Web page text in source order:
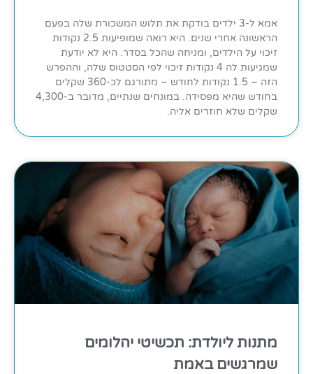
אמא ל-3 ילדים בודקת את תלוש המשכורת שלה בפעם
הראשונה אחרי שנים. היא רואה שמופיעות 2.5 נקודות
זיכוי על הילדים, ומניחה שהכל בסדר. היא לא יודעת
שמגיעות לה 4 נקודות זיכוי לפי הסטטוס שלה, וההפרש
הזה – 1.5 נקודות לחודש – מתורגם לכ-360 שקלים
בחודש שהיא מפסידה. במונחים שנתיים, מדובר ב-4,300
שקלים שלא חוזרים אליה.
מתנות ליולדת: תכשיטי יהלומים
שמרגשים באמת